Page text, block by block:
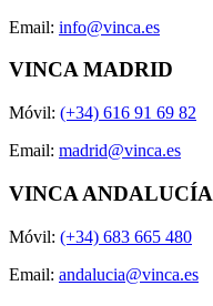
Email: info@vinca.es
VINCA MADRID
Móvil: (+34) 616 91 69 82
Email: madrid@vinca.es
VINCA ANDALUCÍA
Móvil: (+34) 683 665 480
Email: andalucia@vinca.es